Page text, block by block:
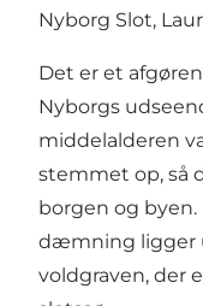
Nyborg Slot,
Det er et
Nyborgs
middelalderen
stemmet op, så
borgen og
dæmning ligger
voldgraven, der